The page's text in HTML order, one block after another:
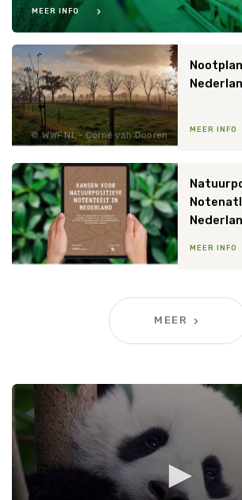
MEER INFO
WWF NL - Corné van Dooren
MEER INFO
MEER INFO
MEER